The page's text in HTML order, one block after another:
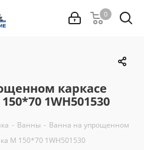
0
каркасе
1WH501530
- Ванны - Ванна на упрощенном
М 150*70 1WH501530